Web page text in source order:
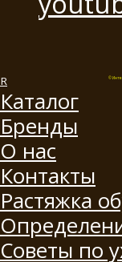
©
Каталог
Бренды
О нас
Контакты
Растяжка
Советы по